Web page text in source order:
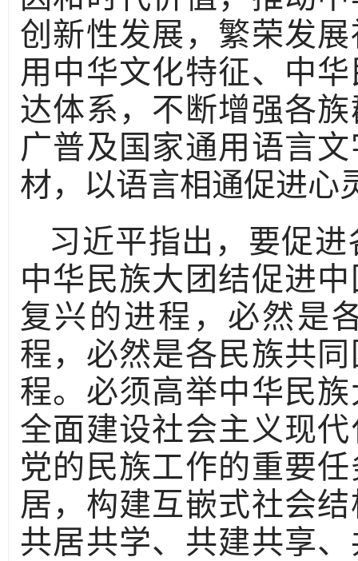
创新性发展，繁荣发
用中华文化特征、中
达体系，不断增强各
广普及国家通用语言
材，以语言相通促进心
习近平指出，要促
中华民族大团结促进
复兴的进程，必然是
程，必然是各民族共
程。必须高举中华民
全面建设社会主义现
党的民族工作的重要
居，构建互嵌式社会
共居共学、共建共享